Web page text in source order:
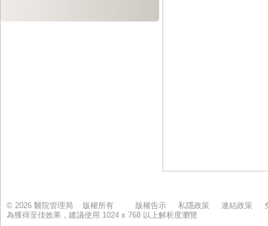
© 2026 醫院管理局 版權所有 版權告示 私隱政策 連結政策
為獲得至佳效果，建議使用 1024 x 768 以上解析度瀏覽